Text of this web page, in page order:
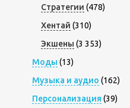
Стратегии (478)
Хентай (310)
Экшены (3 353)
Моды (13)
Музыка и аудио (162)
Персонализация (39)